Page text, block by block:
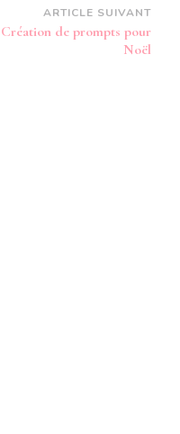
ARTICLE SUIVANT
Création de prompts pour
Noël